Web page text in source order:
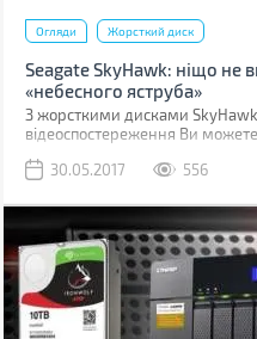
Огляди Жорсткий диск
Seagate SkyHawk: ніщо не
«небесного яструба»
З жорсткими дисками SkyHawk
відеоспостереження Ви
30.05.2017
556